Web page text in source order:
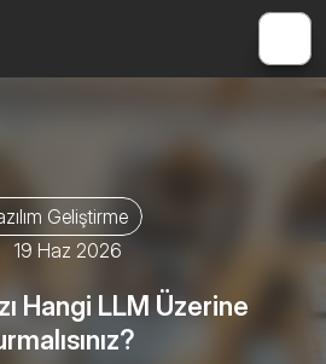
Geliştirme
19 Haz 2026
Hangi LLM Üzerine